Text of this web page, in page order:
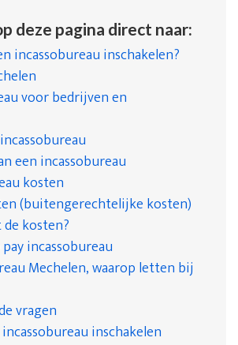
deze pagina direct naar:
incassobureau inschakelen?
voor bedrijven en
een incassobureau
kosten
(buitengerechtelijke kosten)
kosten?
incassobureau
Mechelen, waarop letten bij
vragen
inschakelen